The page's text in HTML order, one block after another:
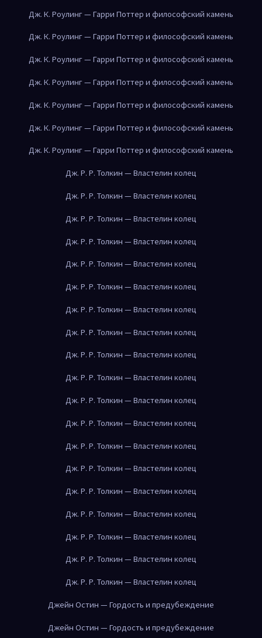
Дж. К. Роулинг — Гарри Поттер и философский камень
Дж. К. Роулинг — Гарри Поттер и философский камень
Дж. К. Роулинг — Гарри Поттер и философский камень
Дж. К. Роулинг — Гарри Поттер и философский камень
Дж. К. Роулинг — Гарри Поттер и философский камень
Дж. К. Роулинг — Гарри Поттер и философский камень
Дж. К. Роулинг — Гарри Поттер и философский камень
Дж. Р. Р. Толкин — Властелин колец
Дж. Р. Р. Толкин — Властелин колец
Дж. Р. Р. Толкин — Властелин колец
Дж. Р. Р. Толкин — Властелин колец
Дж. Р. Р. Толкин — Властелин колец
Дж. Р. Р. Толкин — Властелин колец
Дж. Р. Р. Толкин — Властелин колец
Дж. Р. Р. Толкин — Властелин колец
Дж. Р. Р. Толкин — Властелин колец
Дж. Р. Р. Толкин — Властелин колец
Дж. Р. Р. Толкин — Властелин колец
Дж. Р. Р. Толкин — Властелин колец
Дж. Р. Р. Толкин — Властелин колец
Дж. Р. Р. Толкин — Властелин колец
Дж. Р. Р. Толкин — Властелин колец
Дж. Р. Р. Толкин — Властелин колец
Дж. Р. Р. Толкин — Властелин колец
Дж. Р. Р. Толкин — Властелин колец
Дж. Р. Р. Толкин — Властелин колец
Джейн Остин — Гордость и предубеждение
Джейн Остин — Гордость и предубеждение